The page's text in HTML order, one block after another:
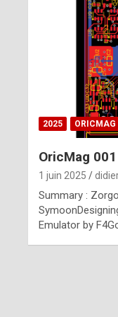
2025 ORICMAG
OricMag 001
1 juin 2025
Summary :
Emulator by